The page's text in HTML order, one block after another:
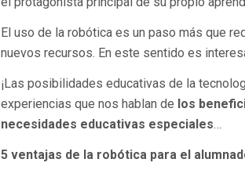
El uso de la robótica es un paso más que
nuevos recursos. En este sentido es
¡Las posibilidades educativas de la
experiencias que nos hablan de los
necesidades educativas especiales…
5 ventajas de la robótica para el